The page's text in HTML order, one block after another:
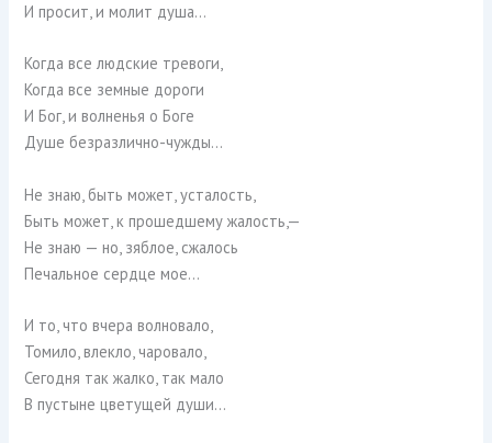
И просит, и молит душа…
Когда все людские тревоги,
Когда все земные дороги
И Бог, и волненья о Боге
Душе безразлично-чужды…
Не знаю, быть может, усталость,
Быть может, к прошедшему жалость,—
Не знаю — но, зяблое, сжалось
Печальное сердце мое…
И то, что вчера волновало,
Томило, влекло, чаровало,
Сегодня так жалко, так мало
В пустыне цветущей души…